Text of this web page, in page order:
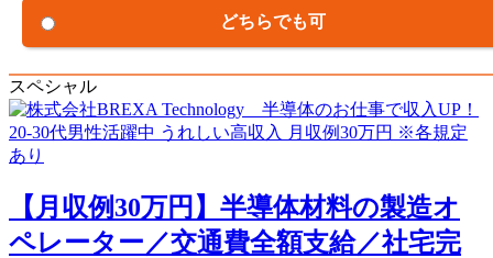
どちらでも可
スペシャル
【月収例30万円】半導体材料の製造オ
ペレーター／交通費全額支給／社宅完